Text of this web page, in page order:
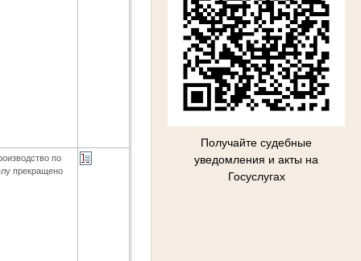
Получайте судебные
уведомления и акты на
Госуслугах
по
прекращено